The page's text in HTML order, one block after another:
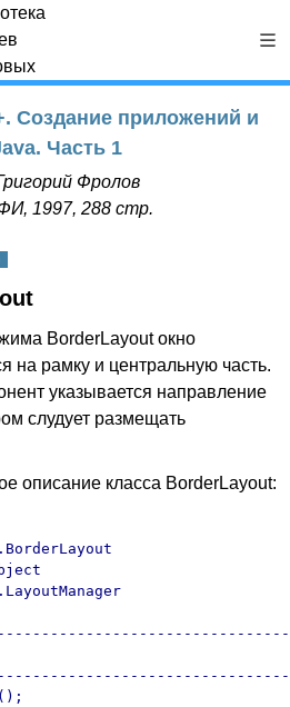
Создание приложений и
Часть 1
Фролов
1997, 288 стр.
BorderLayout окно
на рамку и центральную часть.
указывается направление
слудует размещать
описание класса BorderLayout: